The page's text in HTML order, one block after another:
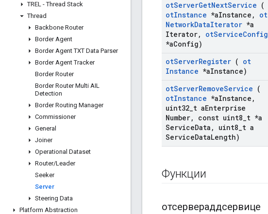
TREL - Thread Stack
Thread
Backbone Router
Border Agent
Border Agent TXT Data Parser
Border Agent Tracker
Border Router
Border Router Multi AIL
Detection
Border Routing Manager
Commissioner
General
Joiner
Operational Dataset
Router/Leader
Seeker
Server
Steering Data
Platform Abstraction
otServerGetNextService (
otInstance *aInstance ,
ot
NetworkDataIterator *a
Iterator, otServiceConfig
*aConfig)
otServerRegister ( ot
Instance *aInstance)
otServerRemoveService (
otInstance *aInstance ,
uint32 t aEnterprise
Number, const uint8 t *a
ServiceData , uint8 t a
ServiceDataLength)
Функции
отсервераддсервице